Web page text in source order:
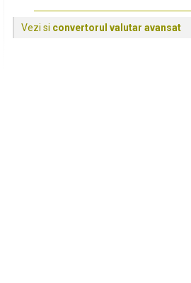
Vezi si convertorul valutar avansat